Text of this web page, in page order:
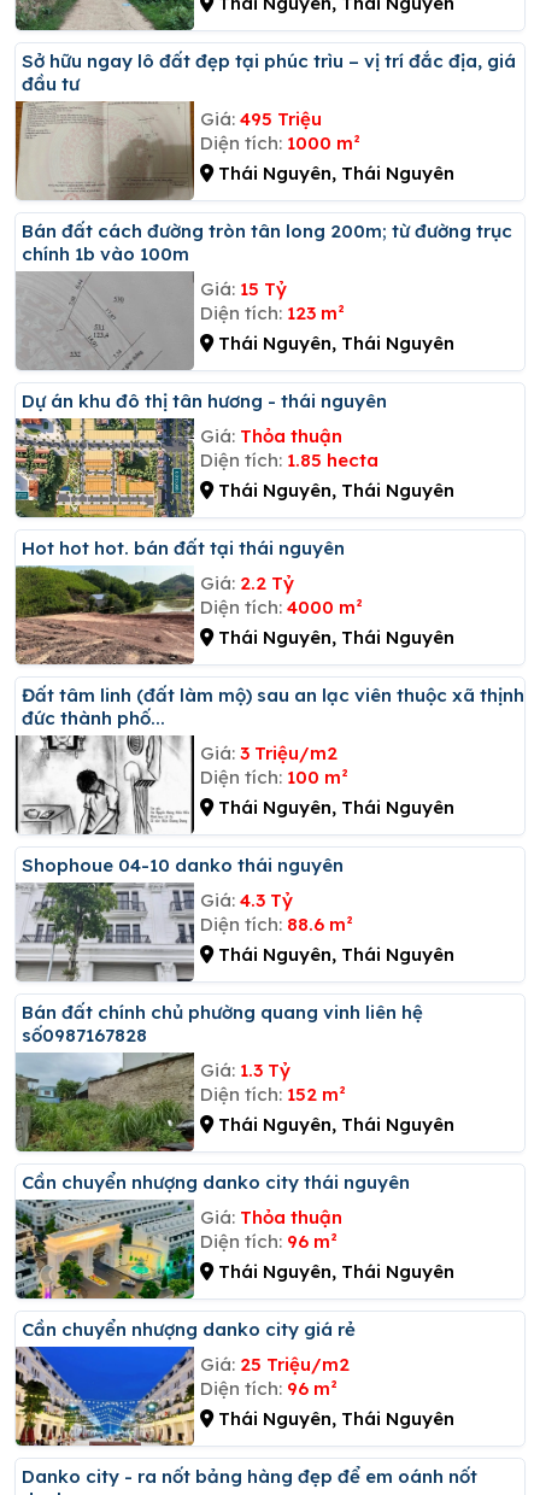
Sở hữu ngay lô đất đẹp tại phúc trìu – vị trí đắc địa, giá
đầu tư
Giá: 495 Triệu
Diện tích: 1000 m²
Thái Nguyên, Thái Nguyên
Bán đất cách đường tròn tân long 200m; từ đường trục
chính 1b vào 100m
Giá: 15 Tỷ
Diện tích: 123 m²
Thái Nguyên, Thái Nguyên
Dự án khu đô thị tân hương - thái nguyên
Giá: Thỏa thuận
Diện tích: 1.85 hecta
Thái Nguyên, Thái Nguyên
Hot hot hot. bán đất tại thái nguyên
Giá: 2.2 Tỷ
Diện tích: 4000 m²
Thái Nguyên, Thái Nguyên
đất tâm linh (đất làm mộ) sau an lạc viên thuộc xã thịnh
đức thành phố...
Giá: 3 Triệu/m2
Diện tích: 100 m²
Thái Nguyên, Thái Nguyên
Shophoue 04-10 danko thái nguyên
Giá: 4.3 Tỷ
Diện tích: 88.6 m²
Thái Nguyên, Thái Nguyên
Bán đất chính chủ phường quang vinh liên hệ
số0987167828
Giá: 1.3 Tỷ
Diện tích: 152 m²
Thái Nguyên, Thái Nguyên
Cần chuyển nhượng danko city thái nguyên
Giá: Thỏa thuận
Diện tích: 96 m²
Thái Nguyên, Thái Nguyên
Cần chuyển nhượng danko city giá rẻ
Giá: 25 Triệu/m2
Diện tích: 96 m²
Thái Nguyên, Thái Nguyên
Danko city - ra nốt bảng hàng đẹp để em oánh nốt